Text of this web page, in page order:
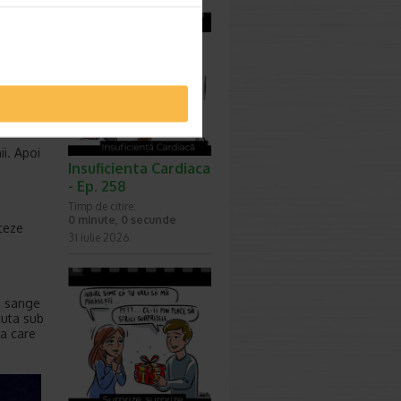
Apoi
sange
sub
care
Insuficienta Cardiaca
- Ep. 258
Timp de citire:
0 minute, 0 secunde
31 iulie 2026